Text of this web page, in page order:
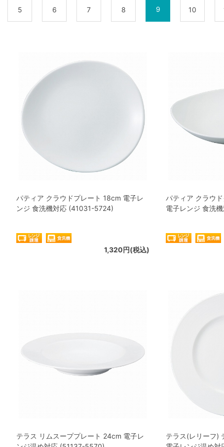
5 6 7 8 9 10
パティア クラウドプレート 18cm 電子レ
ンジ 食洗機対応 (41031-5724)
1,320円(税込)
パティア クラウ
電子レンジ 食洗
テラス リムスーププレート 24cm 電子レ
テラス(レリーフ)